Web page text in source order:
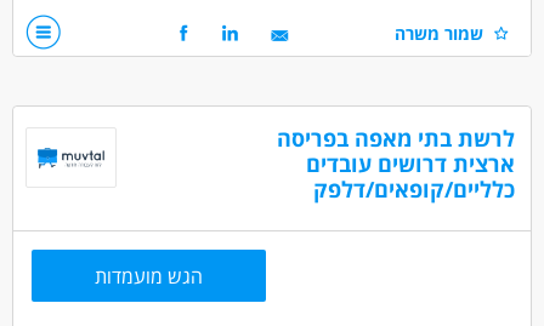
תנאים מעולים- ארוחות מסובסדות, הסעות מאשדוד, אירועי חברה,
גיבושים, ביגוד חורף וקיץ, מתנות בחגים
יכולת הפעלת טאבלט/שמהטרפון-חובה
דרושים בתחום
כללי /ללא הכשרה - עובד/ת כללי
שמור משרה
לרשת בתי מאפה בפריסה
ארצית דרושים עובדים
כלליים/קופאים/דלפק
הגש מועמדות